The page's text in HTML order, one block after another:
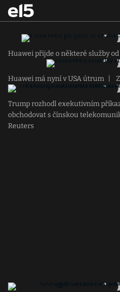
Huawei přijde o některé služby od
Huawei má nyní v USA útrum
Trump rozhodl exekutivním
obchodovat s čínskou
Reuters